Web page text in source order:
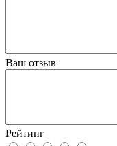
Ваш отзыв
Рейтинг